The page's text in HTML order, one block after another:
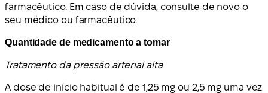
farmacêutico. Em caso de dúvida, consulte de novo o
seu médico ou farmacêutico.
Quantidade de medicamento a tomar
Tratamento da pressão arterial alta
A dose de início habitual é de 1,25 mg ou 2,5 mg uma vez